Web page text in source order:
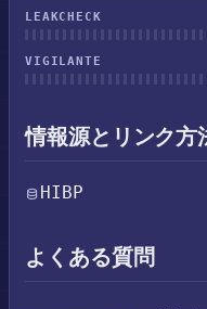
LEAKCHECK
VIGILANTE
情報源とリンク方
HIBP
よくある質問